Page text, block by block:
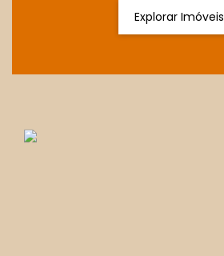
Explorar Imóveis